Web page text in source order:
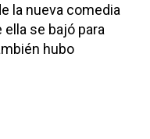
la nueva comedia
ella se bajó para
hubo